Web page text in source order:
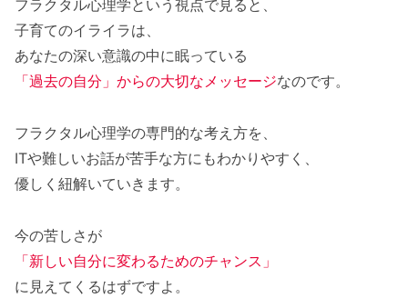
フラクタル心理学という視点で見ると、
子育てのイライラは、
あなたの深い意識の中に眠っている
「過去の自分」からの大切なメッセージなのです。
フラクタル心理学の専門的な考え方を、
ITや難しいお話が苦手な方にもわかりやすく、
優しく紐解いていきます。
今の苦しさが
「新しい自分に変わるためのチャンス」
に見えてくるはずですよ。